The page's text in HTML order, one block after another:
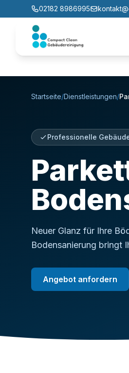
02182 8986995
Startseite/Dienstleistungen/
Professionelle
Neuer Glanz für Ihre
Bodensanierung bringt
Angebot anfordern